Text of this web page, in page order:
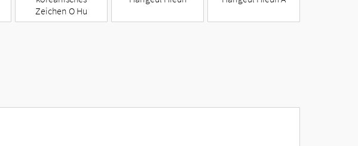
Zeichen O Hu